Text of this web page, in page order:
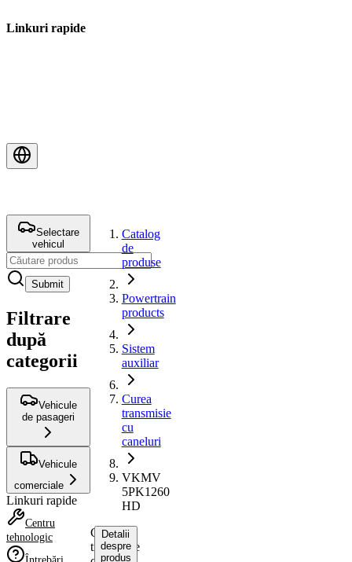
Linkuri rapide
Selectare
vehicul
Submit
Filtrare
după
categorii
Vehicule
de pasageri
Vehicule
comerciale
Linkuri rapide
Centru
tehnologic
Catalog
de
produse
Powertrain
products
Sistem
auxiliar
Curea
transmisie
cu
caneluri
VKMV
5PK1260
HD
Curea
transmisie
Detalii
despre
produs